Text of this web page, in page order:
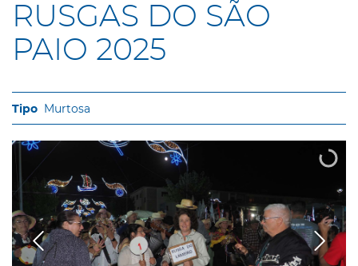
RUSGAS DO SÃO
PAIO 2025
Murtosa